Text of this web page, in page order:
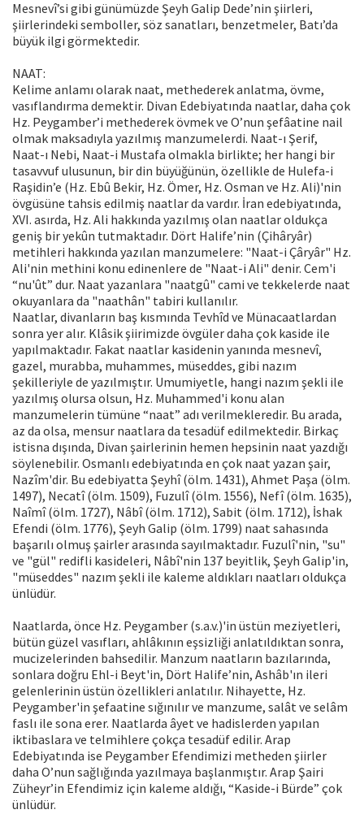
Mesnevî’si gibi günümüzde Şeyh Galip Dede’nin şiirleri,
şiirlerindeki semboller, söz sanatları, benzetmeler, Batı’da
büyük ilgi görmektedir.
NAAT:
Kelime anlamı olarak naat, methederek anlatma, övme,
vasıflandırma demektir. Divan Edebiyatında naatlar, daha çok
Hz. Peygamber’i methederek övmek ve O’nun şefâatine nail
olmak maksadıyla yazılmış manzumelerdi. Naat-ı Şerif,
Naat-ı Nebi, Naat-i Mustafa olmakla birlikte; her hangi bir
tasavvuf ulusunun, bir din büyüğünün, özellikle de Hulefa-i
Raşidin’e (Hz. Ebû Bekir, Hz. Ömer, Hz. Osman ve Hz. Ali)'nin
övgüsüne tahsis edilmiş naatlar da vardır. İran edebiyatında,
XVI. asırda, Hz. Ali hakkında yazılmış olan naatlar oldukça
geniş bir yekûn tutmaktadır. Dört Halife’nin (Çihâryâr)
metihleri hakkında yazılan manzumelere: "Naat-i Çâryâr" Hz.
Ali'nin methini konu edinenlere de "Naat-i Ali" denir. Cem'i
“nu'ût” dur. Naat yazanlara "naatgû" cami ve tekkelerde naat
okuyanlara da "naathân" tabiri kullanılır.
Naatlar, divanların baş kısmında Tevhîd ve Münacaatlardan
sonra yer alır. Klâsik şiirimizde övgüler daha çok kaside ile
yapılmaktadır. Fakat naatlar kasidenin yanında mesnevî,
gazel, murabba, muhammes, müseddes, gibi nazım
şekilleriyle de yazılmıştır. Umumiyetle, hangi nazım şekli ile
yazılmış olursa olsun, Hz. Muhammed'i konu alan
manzumelerin tümüne “naat” adı verilmekleredir. Bu arada,
az da olsa, mensur naatlara da tesadüf edilmektedir. Birkaç
istisna dışında, Divan şairlerinin hemen hepsinin naat yazdığı
söylenebilir. Osmanlı edebiyatında en çok naat yazan şair,
Nazîm'dir. Bu edebiyatta Şeyhî (ölm. 1431), Ahmet Paşa (ölm.
1497), Necatî (ölm. 1509), Fuzulî (ölm. 1556), Nefî (ölm. 1635),
Naîmî (ölm. 1727), Nâbî (ölm. 1712), Sabit (ölm. 1712), İshak
Efendi (ölm. 1776), Şeyh Galip (ölm. 1799) naat sahasında
başarılı olmuş şairler arasında sayılmaktadır. Fuzulî'nin, "su"
ve "gül" redifli kasideleri, Nâbî'nin 137 beyitlik, Şeyh Galip'in,
"müseddes" nazım şekli ile kaleme aldıkları naatları oldukça
ünlüdür.
Naatlarda, önce Hz. Peygamber (s.a.v.)'in üstün meziyetleri,
bütün güzel vasıfları, ahlâkının eşsizliği anlatıldıktan sonra,
mucizelerinden bahsedilir. Manzum naatların bazılarında,
sonlara doğru Ehl-i Beyt'in, Dört Halife’nin, Ashâb'ın ileri
gelenlerinin üstün özellikleri anlatılır. Nihayette, Hz.
Peygamber'in şefaatine sığınılır ve manzume, salât ve selâm
faslı ile sona erer. Naatlarda âyet ve hadislerden yapılan
iktibaslara ve telmihlere çokça tesadüf edilir. Arap
Edebiyatında ise Peygamber Efendimizi metheden şiirler
daha O’nun sağlığında yazılmaya başlanmıştır. Arap Şairi
Züheyr’in Efendimiz için kaleme aldığı, “Kaside-i Bürde” çok
ünlüdür.